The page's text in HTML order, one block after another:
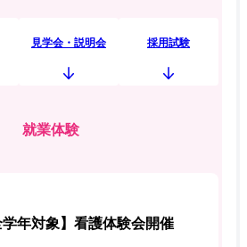
見学会・説明会 採用試験
就業体験
年対象】看護体験会開催